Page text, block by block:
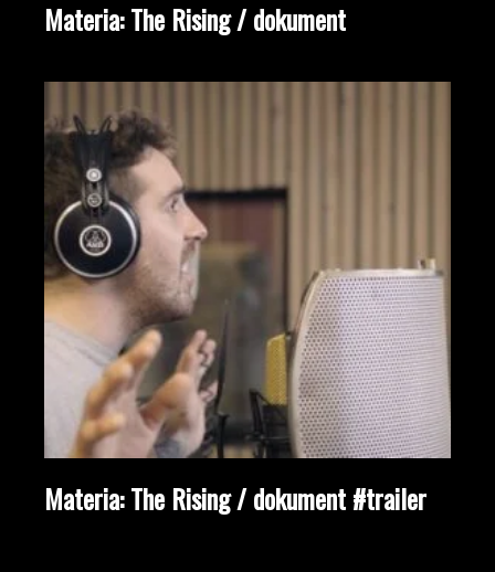
Materia: The Rising / dokument
Materia: The Rising / dokument #trailer